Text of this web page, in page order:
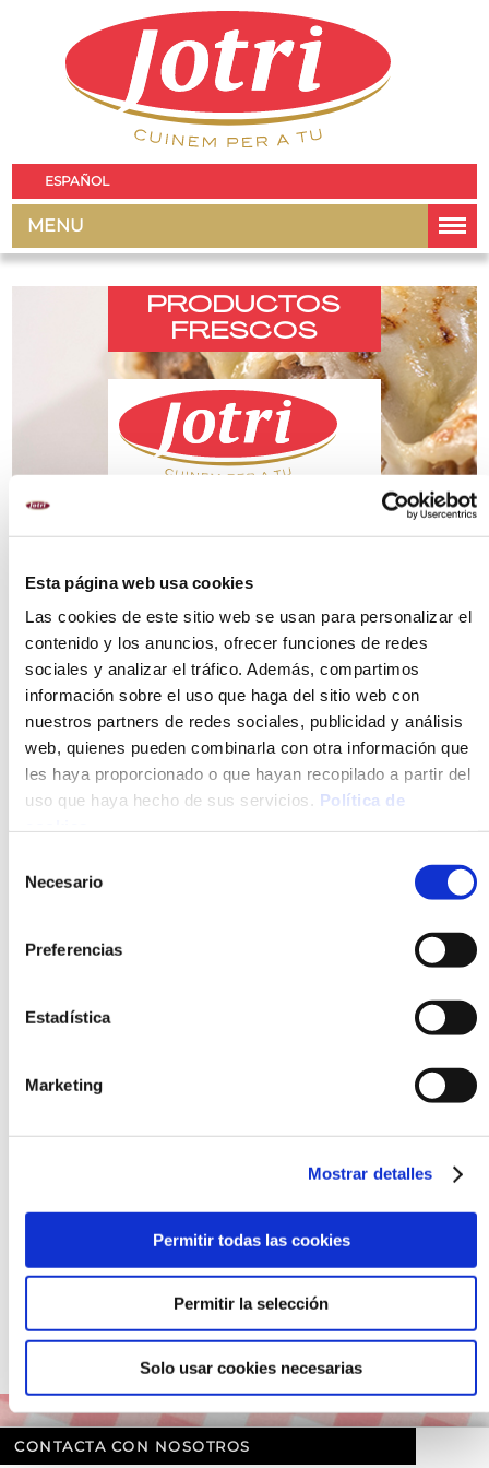
Esta página web usa cookies
Las cookies de este sitio web se usan para personalizar el
contenido y los anuncios, ofrecer funciones de redes
sociales y analizar el tráfico. Además, compartimos
información sobre el uso que haga del sitio web con
nuestros partners de redes sociales, publicidad y análisis
web, quienes pueden combinarla con otra información que
les haya proporcionado o que hayan recopilado a partir del
uso que haya hecho de sus servicios. Política de
Necesario
Preferencias
Estadística
Marketing
Mostrar detalles
Permitir todas las cookies
Permitir la selección
Solo usar cookies necesarias
ESPAÑOL
MENU
PRODUCTOS
FRESCOS
PLATOS DE NAVIDAD PLATOS DE OTOÑO
CROQUETAS DE SETAS Y
QUESO DE CABRA
OPCIÓN
TERNERA CON SETAS ALBÓNDIGAS CON SETAS
CONTACTA CON NOSOTROS